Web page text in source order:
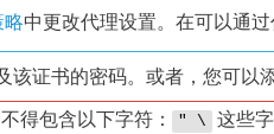
中更改代理设置。在可以通
该证书的密码。或者，您可以
得包含以下字符： " \ 这些字